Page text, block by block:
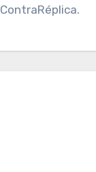
ContraRéplica.